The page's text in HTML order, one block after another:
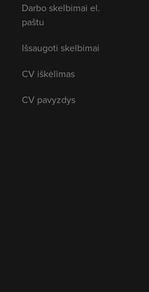
Darbo skelbimai el.
paštu
Išsaugoti skelbimai
CV iškėlimas
CV pavyzdys